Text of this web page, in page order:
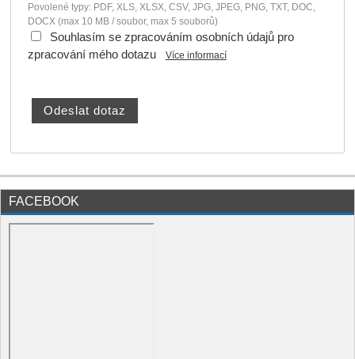
Povolené typy: PDF, XLS, XLSX, CSV, JPG, JPEG, PNG, TXT, DOC,
DOCX (max 10 MB / soubor, max 5 souborů)
Souhlasím se zpracováním osobních údajů pro
zpracování mého dotazu
Více informací
FACEBOOK